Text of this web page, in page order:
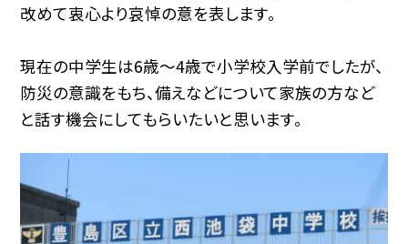
改めて衷心より哀悼の意を表します。
現在の中学生は6歳〜4歳で小学校入学前でしたが、
防災の意識をもち、備えなどについて家族の方など
と話す機会にしてもらいたいと思います。